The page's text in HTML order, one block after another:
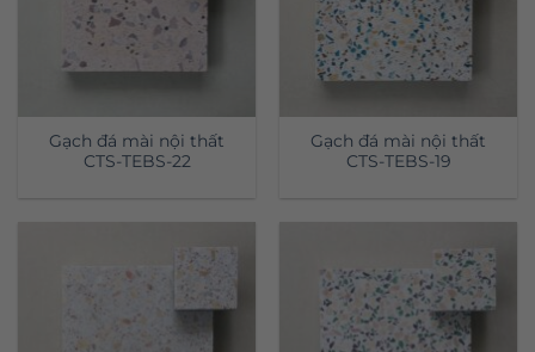
Gạch đá mài nội thất
CTS-TEBS-22
Gạch đá mài nội thất
CTS-TEBS-19